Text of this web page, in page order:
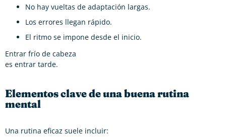
No hay vueltas de adaptación largas.
Los errores llegan rápido.
El ritmo se impone desde el inicio.
Entrar frío de cabeza
es entrar tarde.
Elementos clave de una buena rutina
mental
Una rutina eficaz suele incluir: